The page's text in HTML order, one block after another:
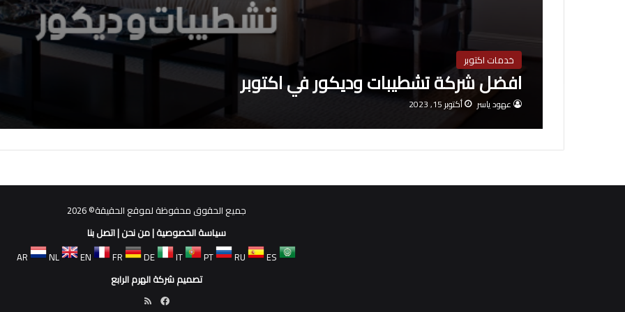
خدمات اكتوبر
افضل شركة تشطيبات وديكور في اكتوبر
عهود ياسر أكتوبر 15, 2023
جميع الحقوق محفوظة لموقع الحقيقة© 2026
سياسة الخصوصية|من نحن|اتصل بنا
AR
NL EN FR DE IT PT RU
ES
تصميم شركة الهرم الرابع
فيسبوك